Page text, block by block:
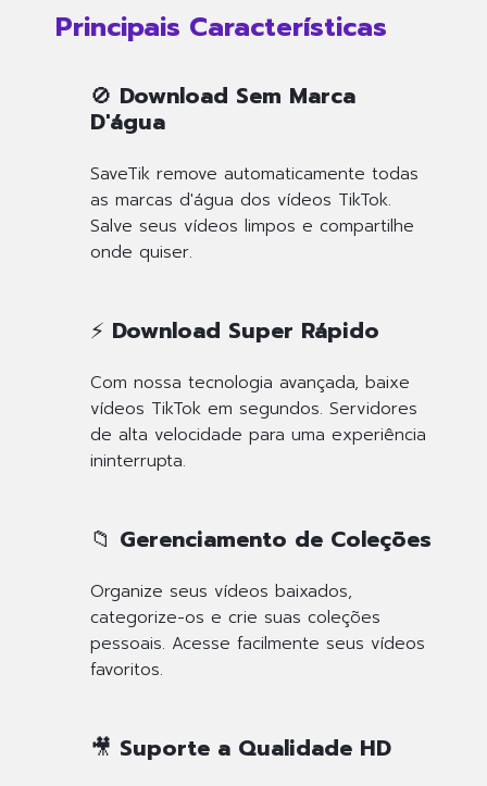
Principais Características
🚫 Download Sem Marca
D'água
SaveTik remove automaticamente todas
as marcas d'água dos vídeos TikTok.
Salve seus vídeos limpos e compartilhe
onde quiser.
⚡ Download Super Rápido
Com nossa tecnologia avançada, baixe
vídeos TikTok em segundos. Servidores
de alta velocidade para uma experiência
ininterrupta.
📁 Gerenciamento de Coleções
Organize seus vídeos baixados,
categorize-os e crie suas coleções
pessoais. Acesse facilmente seus vídeos
favoritos.
🎥 Suporte a Qualidade HD